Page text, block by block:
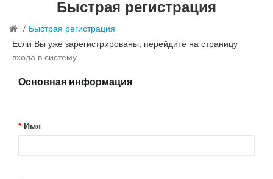
Быстрая регистрация
Быстрая регистрация
Если Вы уже зарегистрированы, перейдите на страницу
входа в систему.
Основная информация
Имя